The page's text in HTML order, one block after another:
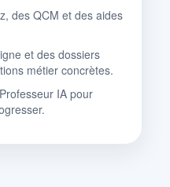
des QCM et des aides
et des dossiers
métier concrètes.
IA pour